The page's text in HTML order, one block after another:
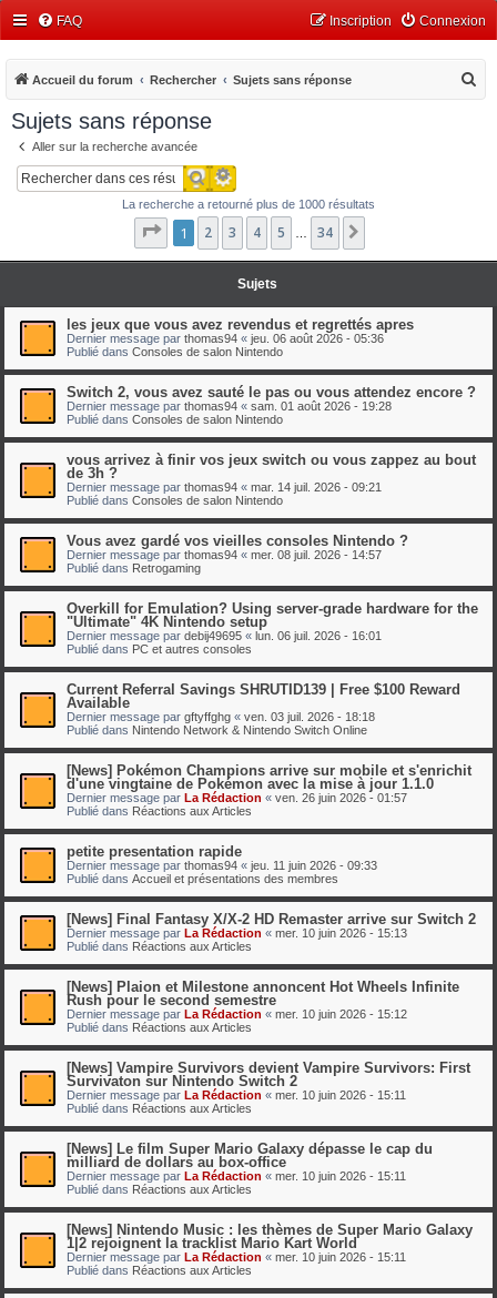
FAQ Connexion
Inscription
Accueil du forum Rechercher Sujets sans réponse
h
Sujets sans réponse
Aller sur la recherche avancée
Rechercher
Recherche avancée
La recherche a retourné plus de 1000 résultats
Page sur34
1 2 3 4 5 34
Sujets
les jeux que vous avez revendus et regrettés apres
Dernier message par thomas94 « jeu. 06 août 2026 - 05:36
Publié dans Consoles de salon Nintendo
Switch 2, vous avez sauté le pas ou vous attendez encore ?
Dernier message par thomas94 « sam. 01 août 2026 - 19:28
Publié dans Consoles de salon Nintendo
vous arrivez à finir vos jeux switch ou vous zappez au bout
de 3h ?
Dernier message par thomas94 « mar. 14 juil. 2026 - 09:21
Publié dans Consoles de salon Nintendo
Vous avez gardé vos vieilles consoles Nintendo ?
Dernier message par thomas94 « mer. 08 juil. 2026 - 14:57
Publié dans Retrogaming
Overkill for Emulation? Using server-grade hardware for the
"Ultimate" 4K Nintendo setup
Dernier message par debij49695 « lun. 06 juil. 2026 - 16:01
Publié dans PC et autres consoles
Current Referral Savings SHRUTID139 | Free $100 Reward
Available
Dernier message par gftyffghg « ven. 03 juil. 2026 - 18:18
Publié dans Nintendo Network & Nintendo Switch Online
[News] Pokémon Champions arrive sur mobile et s'enrichit
d'une vingtaine de Pokémon avec la mise à jour 1.1.0
Dernier message par La Rédaction « ven. 26 juin 2026 - 01:57
Publié dans Réactions aux Articles
petite presentation rapide
Dernier message par thomas94 « jeu. 11 juin 2026 - 09:33
Publié dans Accueil et présentations des membres
[News] Final Fantasy X/X-2 HD Remaster arrive sur Switch 2
Dernier message par La Rédaction « mer. 10 juin 2026 - 15:13
Publié dans Réactions aux Articles
[News] Plaion et Milestone annoncent Hot Wheels Infinite
Rush pour le second semestre
Dernier message par La Rédaction « mer. 10 juin 2026 - 15:12
Publié dans Réactions aux Articles
[News] Vampire Survivors devient Vampire Survivors: First
Survivaton sur Nintendo Switch 2
Dernier message par La Rédaction « mer. 10 juin 2026 - 15:11
Publié dans Réactions aux Articles
[News] Le film Super Mario Galaxy dépasse le cap du
milliard de dollars au box-office
Dernier message par La Rédaction « mer. 10 juin 2026 - 15:11
Publié dans Réactions aux Articles
[News] Nintendo Music : les thèmes de Super Mario Galaxy
1|2 rejoignent la tracklist Mario Kart World
Dernier message par La Rédaction « mer. 10 juin 2026 - 15:11
Publié dans Réactions aux Articles